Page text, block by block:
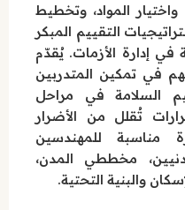
المواد، وتخطيط
التقييم المبكر
في إدارة الأزمات. يُقدّم
في تمكين المتدربين
السلامة في مراحل
تُقلل من الأضرار
مناسبة للمهندسين
مخططي المدن،
والبنية التحتية.